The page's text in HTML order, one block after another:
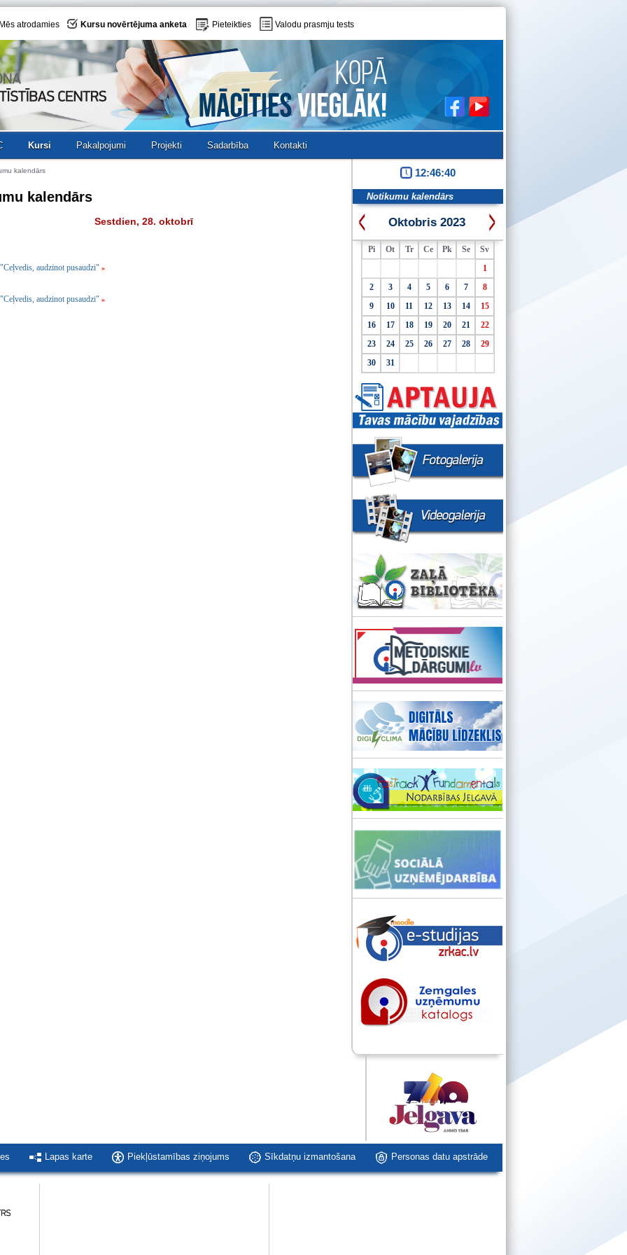
Mēs atrodamies Kursu novērtējuma anketa Pieteikties Valodu prasmju tests
Kursi Pakalpojumi Projekti Sadarbība Kontakti
kalendārs
kalendārs
Sestdien, 28. oktobrī
"Ceļvedis, audzinot pusaudzi" »
"Ceļvedis, audzinot pusaudzi" »
12:46:41
Notikumu kalendārs
Oktobris 2023
Pi Ot Tr Ce Pk Se
Sv
1
2
3 4 5 6 7
8
9
10 11 12 13 14
15
16
17 18 19 20 21
22
23
24 25 26 27 28
29
30
31
Lapas karte Piekļūstamības ziņojums Sīkdatņu izmantošana Personas datu apstrāde